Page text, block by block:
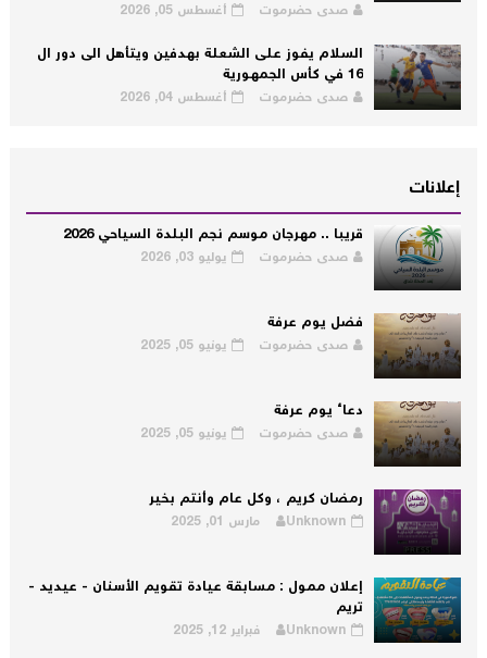
صدى حضرموت أغسطس 05, 2026
السلام يفوز على الشعلة بهدفين ويتأهل الى دور ال
16 في كأس الجمهورية
صدى حضرموت أغسطس 04, 2026
إعلانات
قريبا .. مهرجان موسم نجم البلدة السياحي 2026
صدى حضرموت يوليو 03, 2026
فضل يوم عرفة
صدى حضرموت يونيو 05, 2025
دعاء يوم عرفة
صدى حضرموت يونيو 05, 2025
رمضان كريم ، وكل عام وأنتم بخير
Unknown مارس 01, 2025
إعلان ممول : مسابقة عيادة تقويم الأسنان - عيديد -
تريم
Unknown فبراير 12, 2025